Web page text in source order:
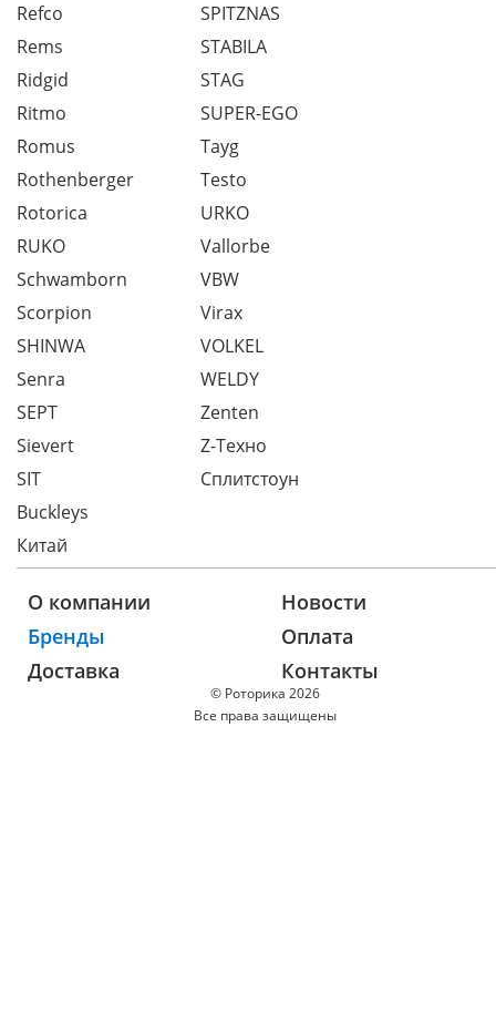
Refco
Rems
Ridgid
Ritmo
Romus
Rothenberger
Rotorica
RUKO
Schwamborn
Scorpion
SHINWA
Senra
SEPT
Sievert
SIT
SPITZNAS
STABILA
STAG
SUPER-EGO
Tayg
Testo
URKO
Vallorbe
VBW
Virax
VOLKEL
WELDY
Zenten
Z-Техно
Сплитстоун
Buckleys
Китай
© Роторика 2026
Все права защищены
О компании
Новости
Бренды
Оплата
Доставка
Контакты